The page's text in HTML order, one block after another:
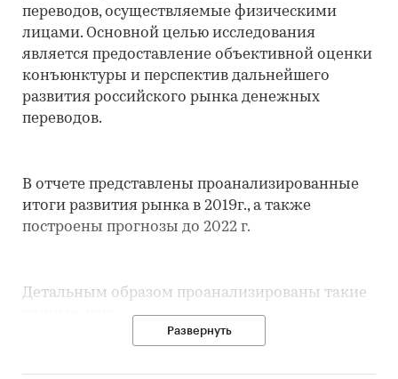
переводов, осуществляемые физическими
лицами. Основной целью исследования
является предоставление объективной оценки
конъюнктуры и перспектив дальнейшего
развития российского рынка денежных
переводов.
В отчете представлены проанализированные
итоги развития рынка в 2019г., а также
построены прогнозы до 2022 г.
Детальным образом проанализированы такие
Развернуть